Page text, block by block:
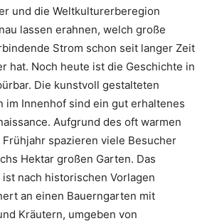
und die Weltkulturerberegion
lassen erahnen, welch große
Strom schon seit langer Zeit
hat. Noch heute ist die Geschichte in
Die kunstvoll gestalteten
im Innenhof sind ein gut erhaltenes
Aufgrund des oft warmen
spazieren viele Besucher
Hektar großen Garten. Das
nach historischen Vorlagen
an einen Bauerngarten mit
Kräutern, umgeben von